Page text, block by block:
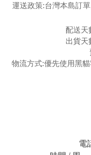
運送政策:台灣本島訂
配送天
出貨天
物流方式:優先使用黑
電